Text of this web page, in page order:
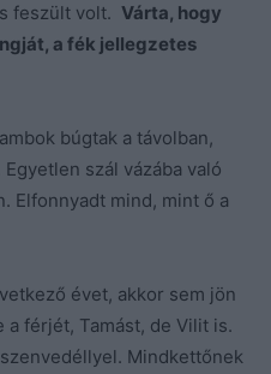
feszült volt. Várta, hogy
a fék jellegzetes
búgtak a távolban,
szál vázába való
Elfonnyadt mind, mint ő a
évet, akkor sem jön
férjét, Tamást, de Vilit is.
Mindkettőnek